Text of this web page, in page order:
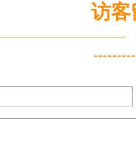
访客